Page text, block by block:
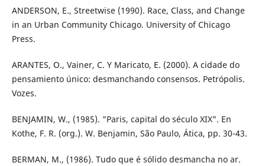
ANDERSON, E., Streetwise (1990). Race, Class, and Change
in an Urban Community Chicago. University of Chicago
Press.
ARANTES, O., Vainer, C. Y Maricato, E. (2000). A cidade do
pensamiento único: desmanchando consensos. Petrópolis.
Vozes.
BENJAMIN, W., (1985). "Paris, capital do século XIX". En
Kothe, F. R. (org.). W. Benjamin, São Paulo, Ática, pp. 30-43.
BERMAN, M., (1986). Tudo que é sólido desmancha no ar.